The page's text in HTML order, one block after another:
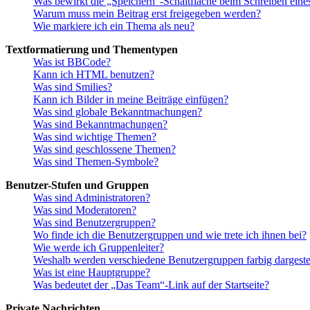
Warum muss mein Beitrag erst freigegeben werden?
Wie markiere ich ein Thema als neu?
Textformatierung und Thementypen
Was ist BBCode?
Kann ich HTML benutzen?
Was sind Smilies?
Kann ich Bilder in meine Beiträge einfügen?
Was sind globale Bekanntmachungen?
Was sind Bekanntmachungen?
Was sind wichtige Themen?
Was sind geschlossene Themen?
Was sind Themen-Symbole?
Benutzer-Stufen und Gruppen
Was sind Administratoren?
Was sind Moderatoren?
Was sind Benutzergruppen?
Wo finde ich die Benutzergruppen und wie trete ich ihnen bei?
Wie werde ich Gruppenleiter?
Weshalb werden verschiedene Benutzergruppen farbig
Was ist eine Hauptgruppe?
Was bedeutet der „Das Team“-Link auf der Startseite?